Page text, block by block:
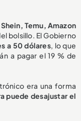
Shein, Temu, Amazon
bolsillo. El Gobierno
a 50 dólares, lo que
a pagar el 19 % de
era una forma
puede desajustar el